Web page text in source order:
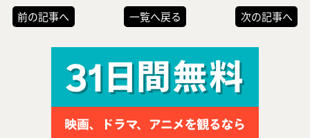
前の記事へ 一覧へ戻る 次の記事へ